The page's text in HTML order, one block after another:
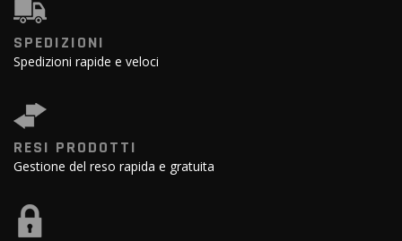
SPEDIZIONI
Spedizioni rapide e veloci
RESI PRODOTTI
Gestione del reso rapida e gratuita